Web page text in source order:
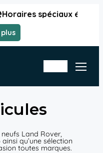
spéciaux été | Du lundi
v
eli
En
ck
Land Rover,
qu’une sélection
toutes marques.